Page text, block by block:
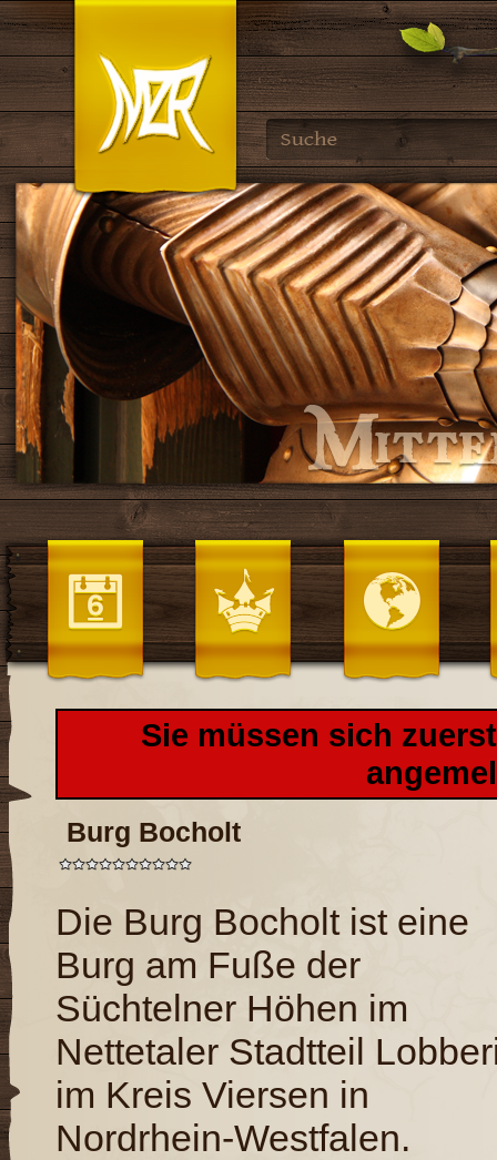
Sie müssen sich
Burg Bocholt
Die Burg Bocholt ist eine
Burg am Fuße der
Süchtelner Höhen im
Nettetaler Stadtteil
im Kreis Viersen in
Nordrhein-Westfalen.